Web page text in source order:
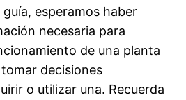
esperamos haber
necesaria para
de una planta
decisiones
o utilizar una. Recuerda